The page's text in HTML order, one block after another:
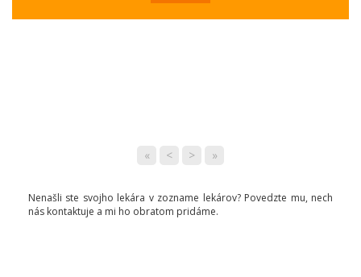
« < > »
Nenašli ste svojho lekára v zozname lekárov? Povedzte mu, nech
nás kontaktuje a mi ho obratom pridáme.